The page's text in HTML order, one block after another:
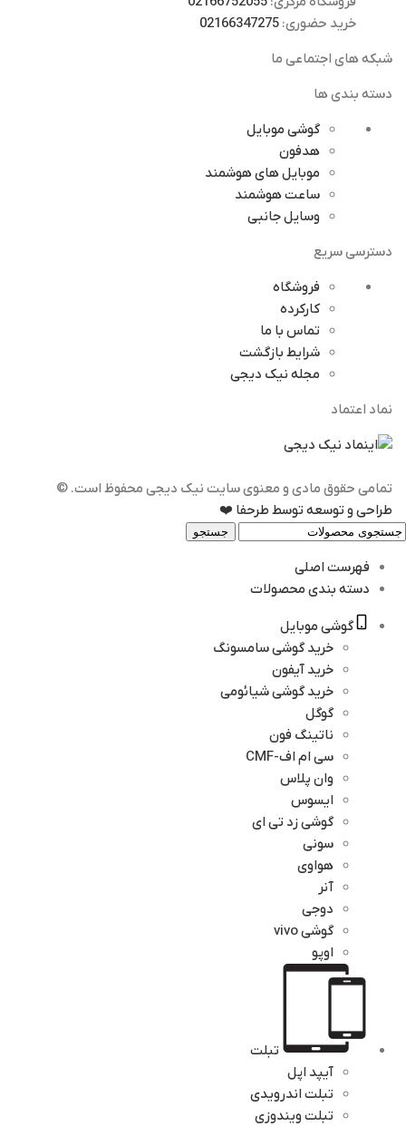
خرید حضوری: 02166347275
شبکه های اجتماعی ما
دسته بندی ها
گوشی موبایل
هدفون
موبایل های هوشمند
ساعت هوشمند
وسایل جانبی
دسترسی سریع
فروشگاه
کارکرده
تماس با ما
شرایط بازگشت
مجله نیک دیجی
نماد اعتماد
تمامی حقوق مادی و معنوی سایت نیک دیجی محفوظ است. ©️
طراحی و توسعه توسط طرحفا ❤️
جستجو
فهرست اصلی
دسته بندی محصولات
گوشی موبایل
خرید گوشی سامسونگ
خرید آیفون
خرید گوشی شیائومی
گوگل
ناتینگ فون
سی ام اف-CMF
وان پلاس
ایسوس
گوشی زد تی ای
سونی
هواوی
آنر
دوجی
گوشی vivo
اوپو
تبلت
آیپد اپل
تبلت اندرویدی
تبلت ویندوزی